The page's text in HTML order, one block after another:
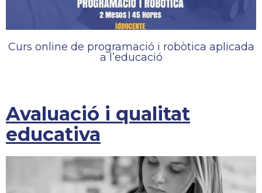
Curs online de programació i robòtica aplicada
a l’educació
Avaluació i qualitat
educativa